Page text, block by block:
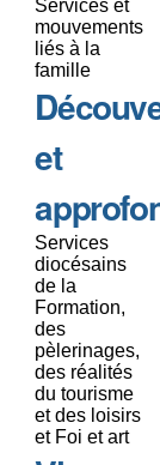
Services et
mouvements
liés à la
famille
et
Services
diocésains
de la
Formation,
des
pèlerinages,
des réalités
du tourisme
et des loisirs
et Foi et art